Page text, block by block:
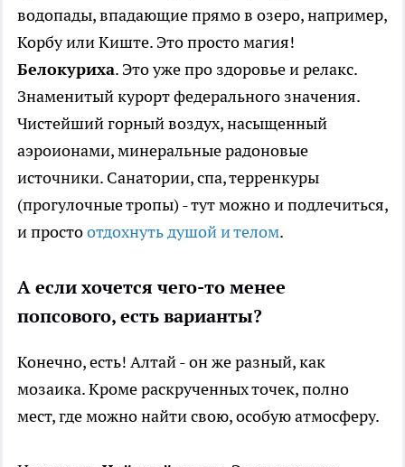
водопады, впадающие прямо в озеро, например,
Корбу или Киште. Это просто магия!
Белокуриха. Это уже про здоровье и релакс.
Знаменитый курорт федерального значения.
Чистейший горный воздух, насыщенный
аэроионами, минеральные радоновые
источники. Санатории, спа, терренкуры
(прогулочные тропы) - тут можно и подлечиться,
и простоотдохнуть душой и телом.
А если хочется чего-то менее
попсового, есть варианты?
Конечно, есть! Алтай - он же разный, как
мозаика. Кроме раскрученных точек, полно
мест, где можно найти свою, особую атмосферу.